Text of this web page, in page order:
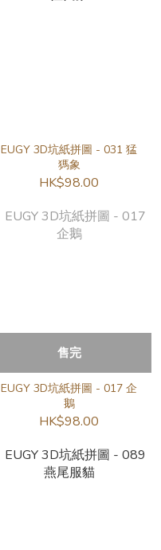
EUGY 3D坑紙拼圖 - 031 猛
獁象
HK$98.00
售完
EUGY 3D坑紙拼圖 - 017 企
鵝
HK$98.00